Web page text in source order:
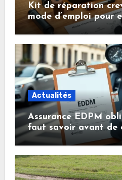
Kit de réparation
mode d’emploi pour
facilement ses pneus
Actualités
Assurance EDPM
faut savoir avant de
trottinette électrique